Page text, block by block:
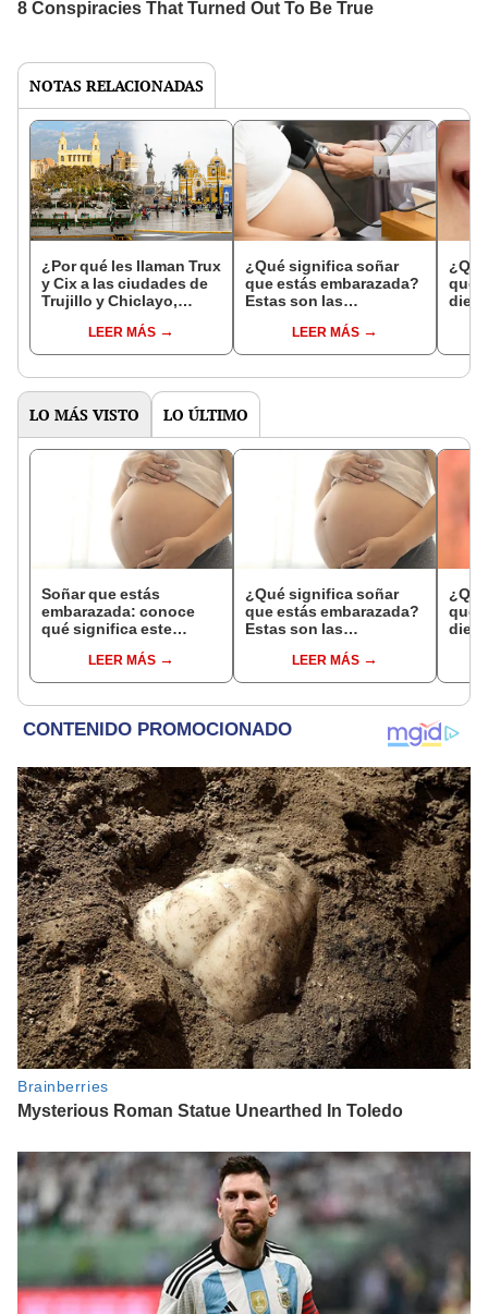
NOTAS RELACIONADAS
¿Por qué les llaman Trux
y Cix a las ciudades de
Trujillo y Chiclayo,
LEER MÁS
¿Qué significa soñar
que estás embarazada?
Estas son las
comunesLEER MÁS
que
LO MÁS VISTO LO ÚLTIMO
Soñar que estás
embarazada: conoce
qué significa este
LEER MÁS
¿Qué significa soñar
que estás embarazada?
Estas son las
comunesLEER MÁS
que